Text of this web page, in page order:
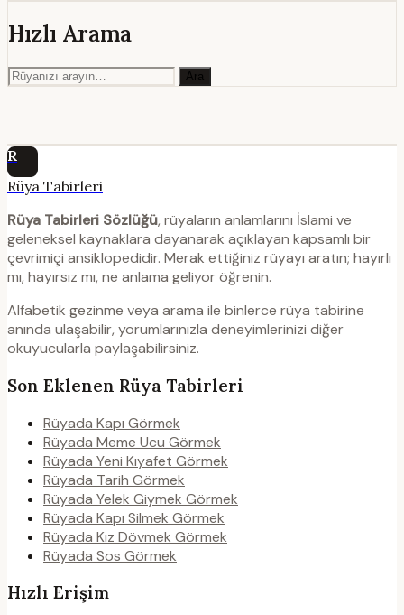
Hızlı Arama
Ara
R
Rüya Tabirleri
Rüya Tabirleri Sözlüğü, rüyaların anlamlarını İslami ve
geleneksel kaynaklara dayanarak açıklayan kapsamlı bir
çevrimiçi ansiklopedidir. Merak ettiğiniz rüyayı aratın; hayırlı
mı, hayırsız mı, ne anlama geliyor öğrenin.
Alfabetik gezinme veya arama ile binlerce rüya tabirine
anında ulaşabilir, yorumlarınızla deneyimlerinizi diğer
okuyucularla paylaşabilirsiniz.
Son Eklenen Rüya Tabirleri
Rüyada Kapı Görmek
Rüyada Meme Ucu Görmek
Rüyada Yeni Kıyafet Görmek
Rüyada Tarih Görmek
Rüyada Yelek Giymek Görmek
Rüyada Kapı Silmek Görmek
Rüyada Kız Dövmek Görmek
Rüyada Sos Görmek
Hızlı Erişim